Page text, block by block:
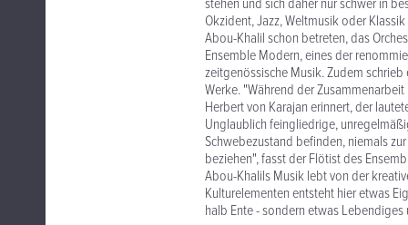
stehen und sich daher nur schwer in
Okzident, Jazz, Weltmusik oder
Abou-Khalil schon betreten, das
Ensemble Modern, eines der
zeitgenössische Musik. Zudem
Werke. "Während der
Herbert von Karajan erinnert, der
Unglaublich feingliedrige,
Schwebezustand befinden, niemals
beziehen", fasst der Flötist des
Abou-Khalils Musik lebt von der
Kulturelementen entsteht hier etwas
halb Ente - sondern etwas